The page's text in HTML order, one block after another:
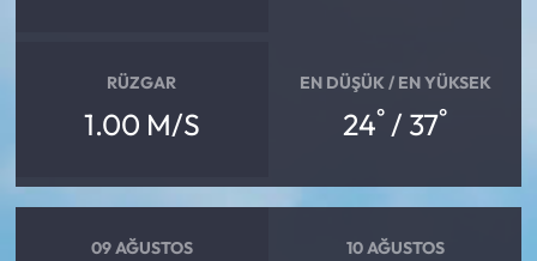
RÜZGAR
1.00 M/S
EN DÜŞÜK / EN YÜKSEK
24° / 37°
09 AĞUSTOS 10 AĞUSTOS